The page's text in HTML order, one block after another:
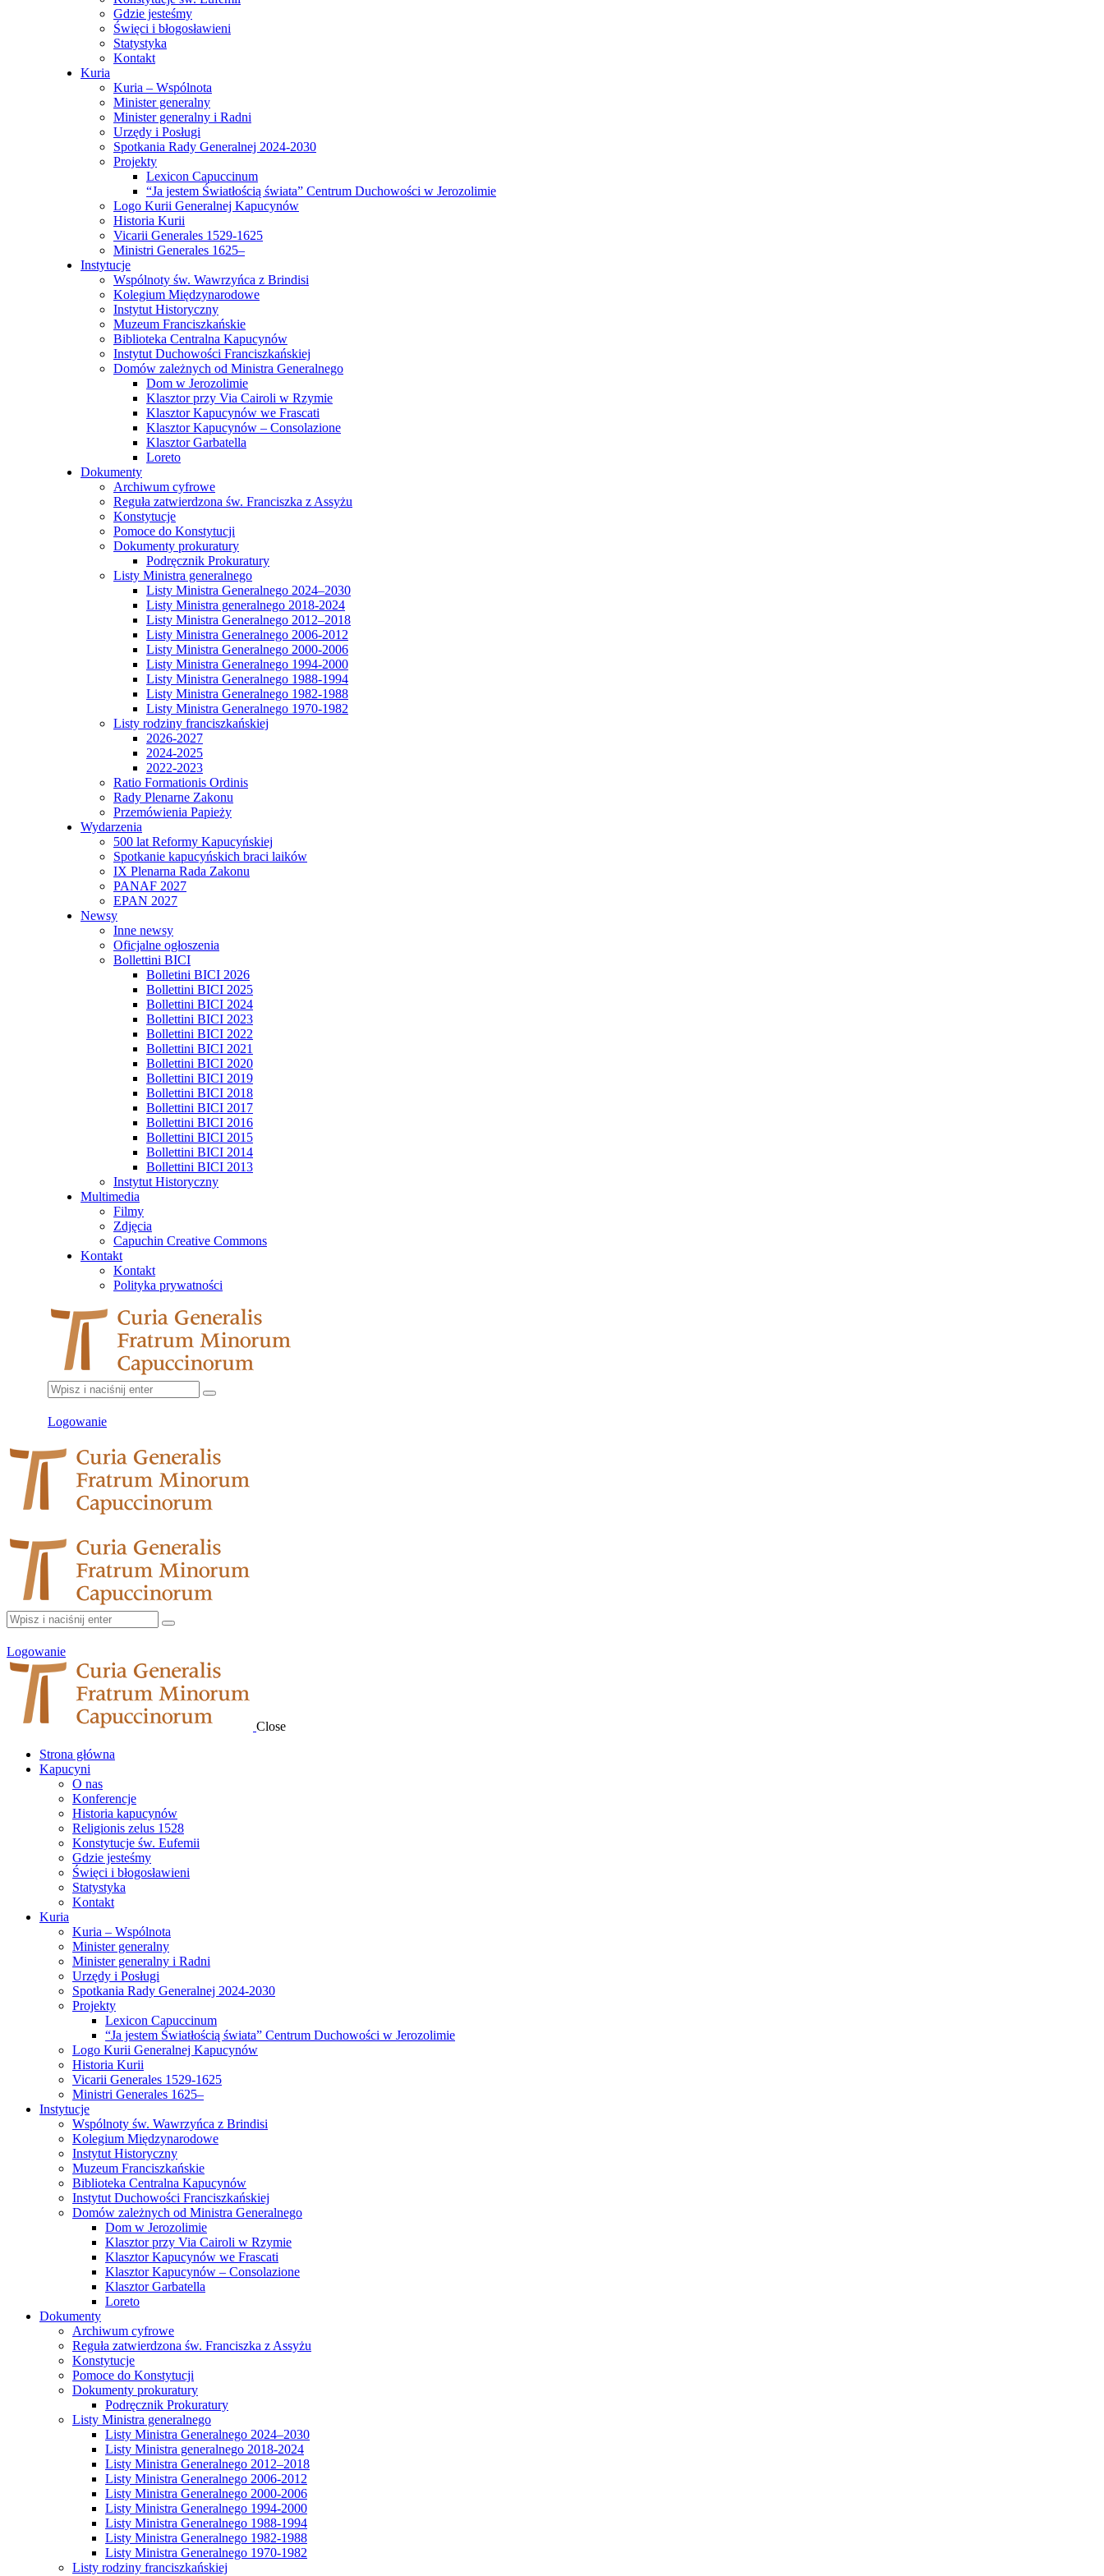
Gdzie jesteśmy
Święci i błogosławieni
Statystyka
Kontakt
Kuria
Kuria – Wspólnota
Minister generalny
Minister generalny i Radni
Urzędy i Posługi
Spotkania Rady Generalnej 2024-2030
Projekty
Lexicon Capuccinum
“Ja jestem Światłością świata” Centrum Duchowości w Jerozolimie
Logo Kurii Generalnej Kapucynów
Historia Kurii
Vicarii Generales 1529-1625
Ministri Generales 1625–
Instytucje
Wspólnoty św. Wawrzyńca z Brindisi
Kolegium Międzynarodowe
Instytut Historyczny
Muzeum Franciszkańskie
Biblioteka Centralna Kapucynów
Instytut Duchowości Franciszkańskiej
Domów zależnych od Ministra Generalnego
Dom w Jerozolimie
Klasztor przy Via Cairoli w Rzymie
Klasztor Kapucynów we Frascati
Klasztor Kapucynów – Consolazione
Klasztor Garbatella
Loreto
Dokumenty
Archiwum cyfrowe
Reguła zatwierdzona św. Franciszka z Assyżu
Konstytucje
Pomoce do Konstytucji
Dokumenty prokuratury
Podręcznik Prokuratury
Listy Ministra generalnego
Listy Ministra Generalnego 2024–2030
Listy Ministra generalnego 2018-2024
Listy Ministra Generalnego 2012–2018
Listy Ministra Generalnego 2006-2012
Listy Ministra Generalnego 2000-2006
Listy Ministra Generalnego 1994-2000
Listy Ministra Generalnego 1988-1994
Listy Ministra Generalnego 1982-1988
Listy Ministra Generalnego 1970-1982
Listy rodziny franciszkańskiej
2026-2027
2024-2025
2022-2023
Ratio Formationis Ordinis
Rady Plenarne Zakonu
Przemówienia Papieży
Wydarzenia
500 lat Reformy Kapucyńskiej
Spotkanie kapucyńskich braci laików
IX Plenarna Rada Zakonu
PANAF 2027
EPAN 2027
Newsy
Inne newsy
Oficjalne ogłoszenia
Bollettini BICI
Bolletini BICI 2026
Bollettini BICI 2025
Bollettini BICI 2024
Bollettini BICI 2023
Bollettini BICI 2022
Bollettini BICI 2021
Bollettini BICI 2020
Bollettini BICI 2019
Bollettini BICI 2018
Bollettini BICI 2017
Bollettini BICI 2016
Bollettini BICI 2015
Bollettini BICI 2014
Bollettini BICI 2013
Instytut Historyczny
Multimedia
Filmy
Zdjęcia
Capuchin Creative Commons
Kontakt
Kontakt
Polityka prywatności
Logowanie
Logowanie
Close
Strona główna
Kapucyni
O nas
Konferencje
Historia kapucynów
Religionis zelus 1528
Konstytucje św. Eufemii
Gdzie jesteśmy
Święci i błogosławieni
Statystyka
Kontakt
Kuria
Kuria – Wspólnota
Minister generalny
Minister generalny i Radni
Urzędy i Posługi
Spotkania Rady Generalnej 2024-2030
Projekty
Lexicon Capuccinum
“Ja jestem Światłością świata” Centrum Duchowości w Jerozolimie
Logo Kurii Generalnej Kapucynów
Historia Kurii
Vicarii Generales 1529-1625
Ministri Generales 1625–
Instytucje
Wspólnoty św. Wawrzyńca z Brindisi
Kolegium Międzynarodowe
Instytut Historyczny
Muzeum Franciszkańskie
Biblioteka Centralna Kapucynów
Instytut Duchowości Franciszkańskiej
Domów zależnych od Ministra Generalnego
Dom w Jerozolimie
Klasztor przy Via Cairoli w Rzymie
Klasztor Kapucynów we Frascati
Klasztor Kapucynów – Consolazione
Klasztor Garbatella
Loreto
Dokumenty
Archiwum cyfrowe
Reguła zatwierdzona św. Franciszka z Assyżu
Konstytucje
Pomoce do Konstytucji
Dokumenty prokuratury
Podręcznik Prokuratury
Listy Ministra generalnego
Listy Ministra Generalnego 2024–2030
Listy Ministra generalnego 2018-2024
Listy Ministra Generalnego 2012–2018
Listy Ministra Generalnego 2006-2012
Listy Ministra Generalnego 2000-2006
Listy Ministra Generalnego 1994-2000
Listy Ministra Generalnego 1988-1994
Listy Ministra Generalnego 1982-1988
Listy Ministra Generalnego 1970-1982
Listy rodziny franciszkańskiej